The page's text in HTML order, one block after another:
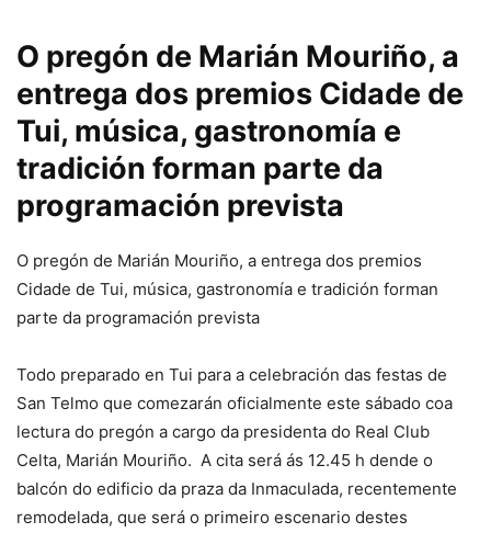
O pregón de Marián Mouriño, a
entrega dos premios Cidade de
Tui, música, gastronomía e
tradición forman parte da
programación prevista
O pregón de Marián Mouriño, a entrega dos premios
Cidade de Tui, música, gastronomía e tradición forman
parte da programación prevista
Todo preparado en Tui para a celebración das festas de
San Telmo que comezarán oficialmente este sábado coa
lectura do pregón a cargo da presidenta do Real Club
Celta, Marián Mouriño. A cita será ás 12.45 h dende o
balcón do edificio da praza da Inmaculada, recentemente
remodelada, que será o primeiro escenario destes